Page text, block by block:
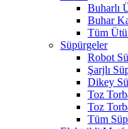
Buharlı
Buhar
Tüm
Süpürgeler
Robot
Şarjlı
Dikey
Toz
Toz
Tüm